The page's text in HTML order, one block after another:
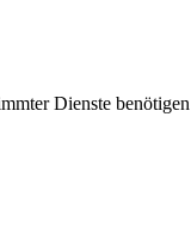
Dienste